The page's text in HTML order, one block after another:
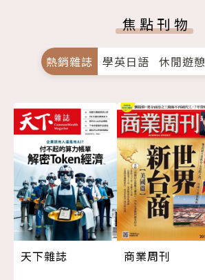
焦點刊物
熱銷雜誌 學英日語 休閒遊憩
天下雜誌
商業周刊